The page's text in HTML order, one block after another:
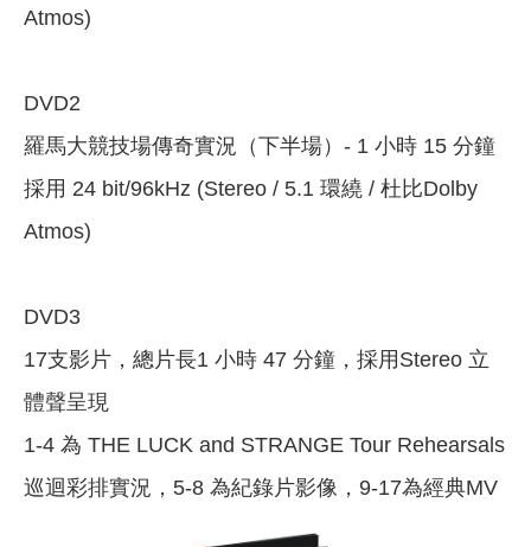
Atmos)
DVD2
羅馬大競技場傳奇實況（下半場）- 1 小時 15 分鐘
採用 24 bit/96kHz (Stereo / 5.1 環繞 / 杜比Dolby
Atmos)
DVD3
17支影片，總片長1 小時 47 分鐘，採用Stereo 立
體聲呈現
1-4 為 THE LUCK and STRANGE Tour Rehearsals
巡迴彩排實況，5-8 為紀錄片影像，9-17為經典MV